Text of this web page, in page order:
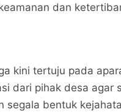
dan
kini tertuju pada
dari pihak desa agar
segala bentuk